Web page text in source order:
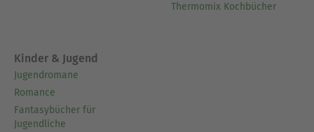
Thermomix Kochbücher
Kinder & Jugend
Jugendromane
Romance
Fantasybücher für
Jugendliche